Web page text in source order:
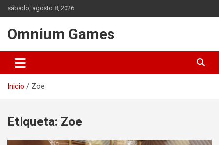
Saltar
al
sábado, agosto 8, 2026
Omnium Games
Inicio Zoe
Etiqueta: Zoe